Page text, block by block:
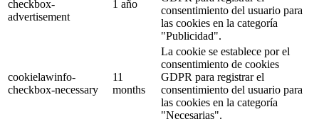
checkbox-
advertisement
1 año
consentimiento del usuario para
las cookies en la categoría
"Publicidad".
cookielawinfo-
checkbox-necessary
11
months
La cookie se establece por el
consentimiento de cookies
GDPR para registrar el
consentimiento del usuario para
las cookies en la categoría
"Necesarias".